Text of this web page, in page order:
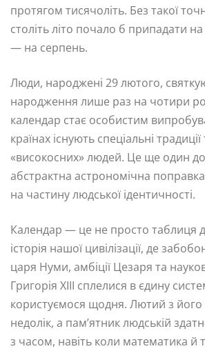
протягом тисячоліть. Без такої
століть літо почало б припадати
— на серпень.
Люди, народжені 29 лютого,
народження лише раз на чотири
календар стає особистим
країнах існують спеціальні
«високосних» людей. Це ще один
абстрактна астрономічна
на частину людської ідентичності.
Календар — це не просто таблиця
історія нашої цивілізації, де
царя Нуми, амбіції Цезаря та
Григорія XIII сплелися в єдину
користуємося щодня. Лютий з
недолік, а пам’ятник людській
з часом, навіть коли математика й